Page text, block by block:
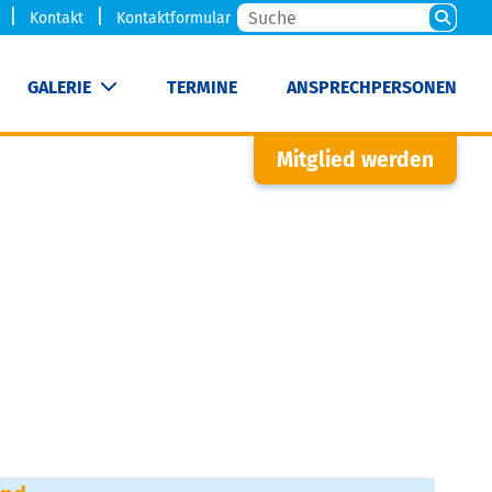
Kontakt Kontaktformular
GALERIE TERMINE ANSPRECHPERSONEN
Mitglied werden